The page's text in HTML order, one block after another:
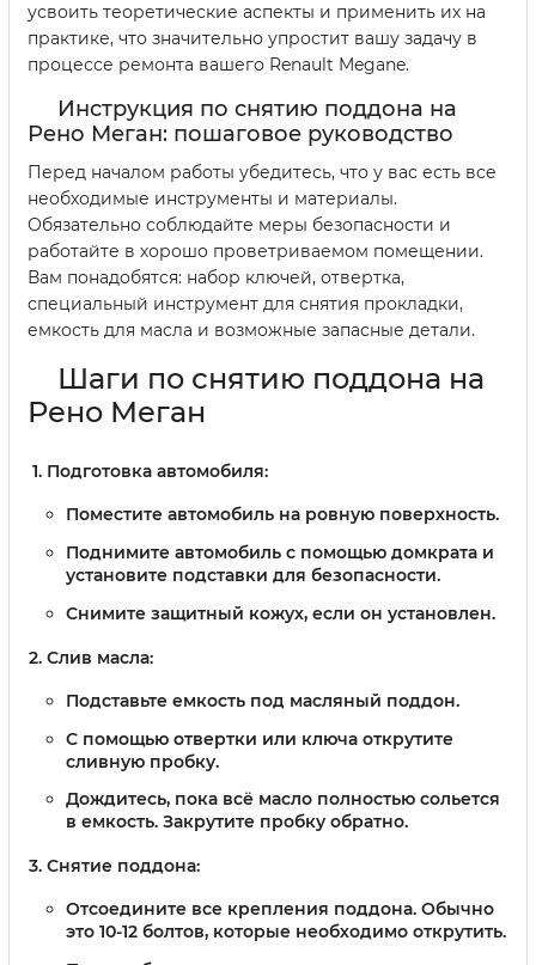
усвоить теоретические аспекты и применить их на
практике, что значительно упростит вашу задачу в
процессе ремонта вашего Renault Megane.
Инструкция по снятию поддона на
Рено Меган: пошаговое руководство
Перед началом работы убедитесь, что у вас есть все
необходимые инструменты и материалы.
Обязательно соблюдайте меры безопасности и
работайте в хорошо проветриваемом помещении.
Вам понадобятся: набор ключей, отвертка,
специальный инструмент для снятия прокладки,
емкость для масла и возможные запасные детали.
Шаги по снятию поддона на
Рено Меган
Подготовка автомобиля:
Поместите автомобиль на ровную поверхность.
Поднимите автомобиль с помощью домкрата и
установите подставки для безопасности.
Снимите защитный кожух, если он установлен.
Слив масла:
Подставьте емкость под масляный поддон.
С помощью отвертки или ключа открутите
сливную пробку.
Дождитесь, пока всё масло полностью сольется
в емкость. Закрутите пробку обратно.
Снятие поддона:
Отсоедините все крепления поддона. Обычно
это 10-12 болтов, которые необходимо открутить.